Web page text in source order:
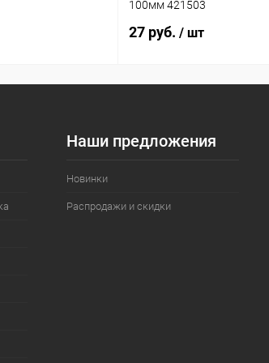
100мм 421503
27 руб. / шт
Наши предложения
Новинки
Распродажи и скидки